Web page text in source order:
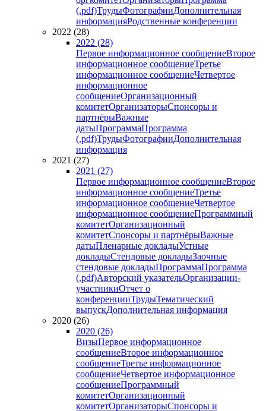
(.pdf)ТрудыФотографииДополнительная
информацияРодственные конференции
2022 (28)
2022 (28)
Первое информационное сообщениеВторое
информационное сообщениеТретье
информационное сообщениеЧетвертое
информационное
сообщениеОрганизационный
комитетОрганизаторыСпонсоры и
партнёрыВажные
датыПрограммаПрограмма
(.pdf)ТрудыФотографииДополнительная
информация
2021 (27)
2021 (27)
Первое информационное сообщениеВторое
информационное сообщениеТретье
информационное сообщениеЧетвертое
информационное сообщениеПрограммный
комитетОрганизационный
комитетСпонсоры и партнёрыВажные
датыПленарные докладыУстные
докладыСтендовые докладыЗаочные
стендовые докладыПрограммаПрограмма
(.pdf)Авторский указательОрганизации-
участникиОтчет о
конференцииТрудыТематический
выпускДополнительная информация
2020 (26)
2020 (26)
ВизыПервое информационное
сообщениеВторое информационное
сообщениеТретье информационное
сообщениеЧетвертое информационное
сообщениеПрограммный
комитетОрганизационный
комитетОрганизаторыСпонсоры и